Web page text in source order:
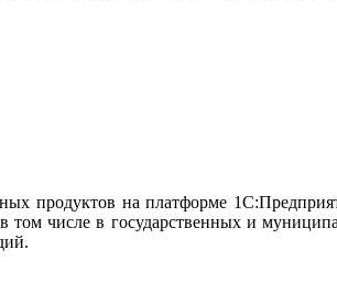
на платформе
том числе в государственных и